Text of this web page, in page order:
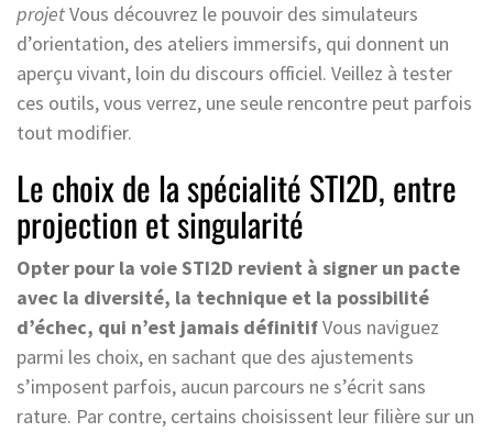
projetVous découvrez le pouvoir des simulateurs
d’orientation, des ateliers immersifs, qui donnent un
aperçu vivant, loin du discours officiel. Veillez à tester
ces outils, vous verrez, une seule rencontre peut parfois
tout modifier.
Le choix de la spécialité STI2D, entre
projection et singularité
Opter pour la voie STI2D revient à signer un pacte
avec la diversité, la technique et la possibilité
d’échec, qui n’est jamais définitifVous naviguez
parmi les choix, en sachant que des ajustements
s’imposent parfois, aucun parcours ne s’écrit sans
rature. Par contre, certains choisissent leur filière sur un